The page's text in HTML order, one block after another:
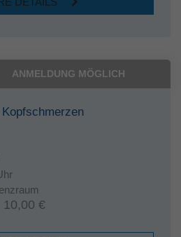
ANMELDUNG MÖGLICH
10,00 €